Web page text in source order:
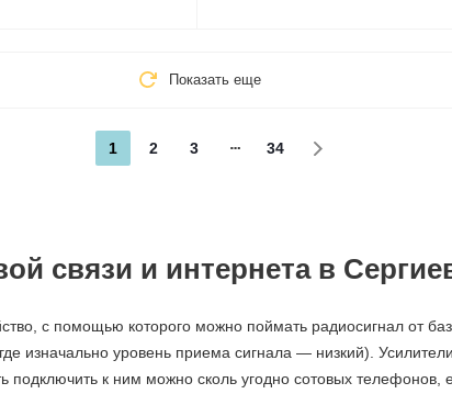
Показать еще
1 2 3 34
связи и интернета в
с помощью которого можно поймать радиосигнал от
изначально уровень приема сигнала — низкий).
подключить к ним можно сколь угодно сотовых телефонов,